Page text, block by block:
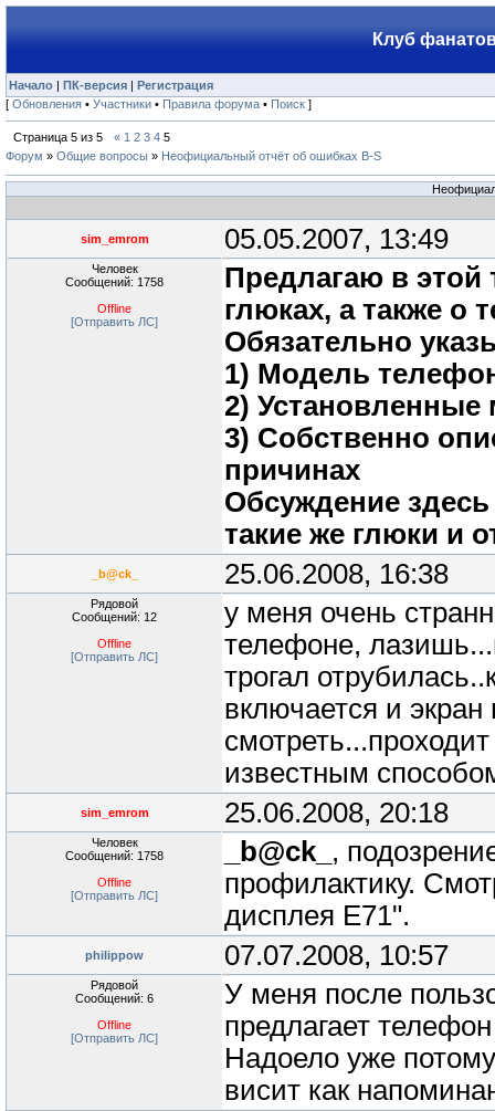
Клуб
Начало | ПК-версия | Регистрация
[ Обновления • Участники • Правила форума • Поиск ]
Страница 5 из 5 « 1 2 3 4 5
Форум » Общие вопросы » Неофициальный отчёт об ошибках B-S
sim_emrom 05.05.2007, 13:49
Человек
Сообщений: 1758
Offline
[Отправить ЛС]
Предлагаю в этой
глюках, а также о
Обязательно
1) Модель
2) Установленные
3) Собственно
причинах
Обсуждение
такие же глюки и
_b@ck_ 25.06.2008, 16:38
Рядовой
Сообщений: 12
Offline
[Отправить ЛС]
у меня очень
телефоне,
трогал
включается и экран
известным
sim_emrom 25.06.2008, 20:18
Человек
Сообщений: 1758
Offline
[Отправить ЛС]
_b@ck_ ,
профилактику.
дисплея E71".
philippow 07.07.2008, 10:57
Рядовой
Сообщений: 6
Offline
[Отправить ЛС]
У меня после
предлагает
Надоело уже
висит как